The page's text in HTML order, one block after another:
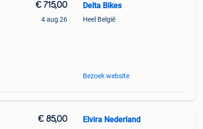
€ 715,00
4 aug 26
Delta Bikes
Heel België
Bezoek website
€ 85,00 Elvira Nederland